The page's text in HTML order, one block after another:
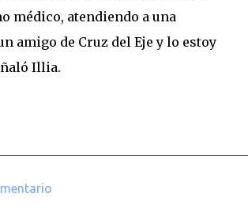
médico, atendiendo a una
amigo de Cruz del Eje y lo estoy
Illia.